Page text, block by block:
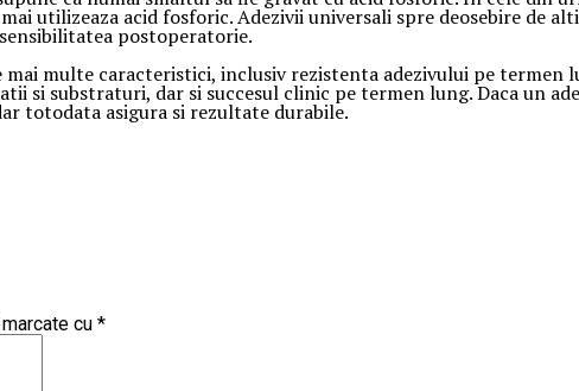
utilizeaza acid fosforic. Adezivii universali spre deosebire de
postoperatorie.
mai multe caracteristici, inclusiv rezistenta adezivului pe
si substraturi, dar si succesul clinic pe termen lung. Daca un
totodata asigura si rezultate durabile.
cu *